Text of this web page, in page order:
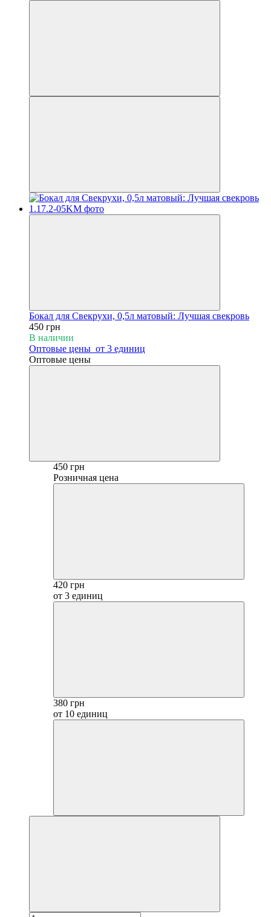
Бокал для Свекрухи, 0,5л матовый: Лучшая свекровь
450 грн
В наличии
Оптовые цены от 3 единиц
Оптовые цены
450 грн
Розничная цена
420 грн
от 3 единиц
380 грн
от 10 единиц